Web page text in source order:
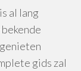
al lang
gids zal